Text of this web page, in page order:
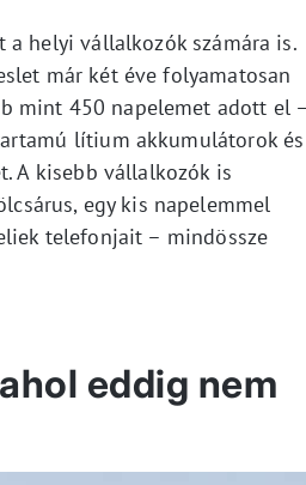
helyi vállalkozók számára is.
már két éve folyamatosan
mint 450 napelemet adott el
lítium akkumulátorok
A kisebb vállalkozók is
egy kis napelemmel
telefonjait – mindössze
eddig nem